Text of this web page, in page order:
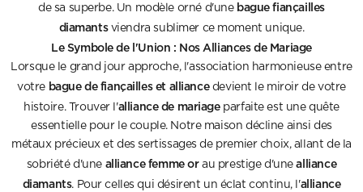
de sa superbe. Un modèle orné d'une bague fiançailles
diamantsviendra sublimer ce moment unique.
Le Symbole de l'Union : Nos Alliances de Mariage
Lorsque le grand jour approche, l'association harmonieuse entre
votre bague de fiançailles et alliancedevient le miroir de votre
histoire. Trouver l'alliance de mariageparfaite est une quête
essentielle pour le couple. Notre maison décline ainsi des
métaux précieux et des sertissages de premier choix, allant de la
sobriété d'une alliance femme orau prestige d'unealliance
diamants. Pour celles qui désirent un éclat continu, l'alliance